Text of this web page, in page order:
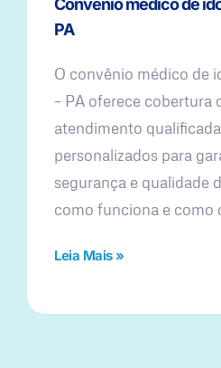
PA
O convênio médico de
– PA oferece cobertura
atendimento
personalizados para
segurança e qualidade
como funciona e como
Leia Mais »